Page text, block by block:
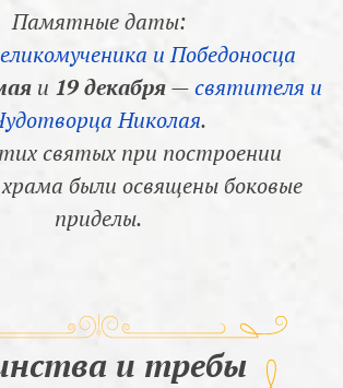
Памятные даты:
и Победоносца
и 19 декабря—святителя и
Николая.
святых при построении
были освящены боковые
приделы.
и требы